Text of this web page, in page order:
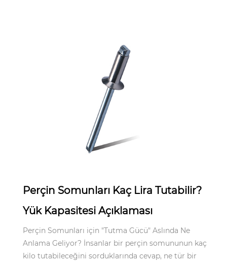
Perçin Somunları Kaç Lira Tutabilir?
Yük Kapasitesi Açıklaması
Perçin Somunları için "Tutma Gücü" Aslında Ne
Anlama Geliyor? İnsanlar bir perçin somununun kaç
kilo tutabileceğini sorduklarında cevap, ne tür bir